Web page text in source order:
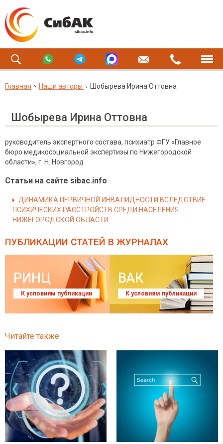
Главная Наши авторы Шобырева Ирина Оттовна
Шобырева Ирина Оттовна
руководитель экспертного состава, психиатр ФГУ «Главное
бюро медикосоциальной экспертизы по Нижегородской
области», г. Н. Новгород
Статьи на сайте sibac.info
ДИНАМИКА ПЕРВИЧНОЙ ИНВАЛИДНОСТИ ВСЛЕДСТВИЕ
ПСИХИЧЕСКИХ РАССТРОЙСТВ СРЕДИ НАСЕЛЕНИЯ
НИЖЕГОРОДСКОЙ ОБЛАСТИ
ПУБЛИКАЦИИ СТАТЕЙ В ЖУРНАЛАХ
РИНЦ
К условиям публикации
ВАК
К условиям публикации
Читайте также